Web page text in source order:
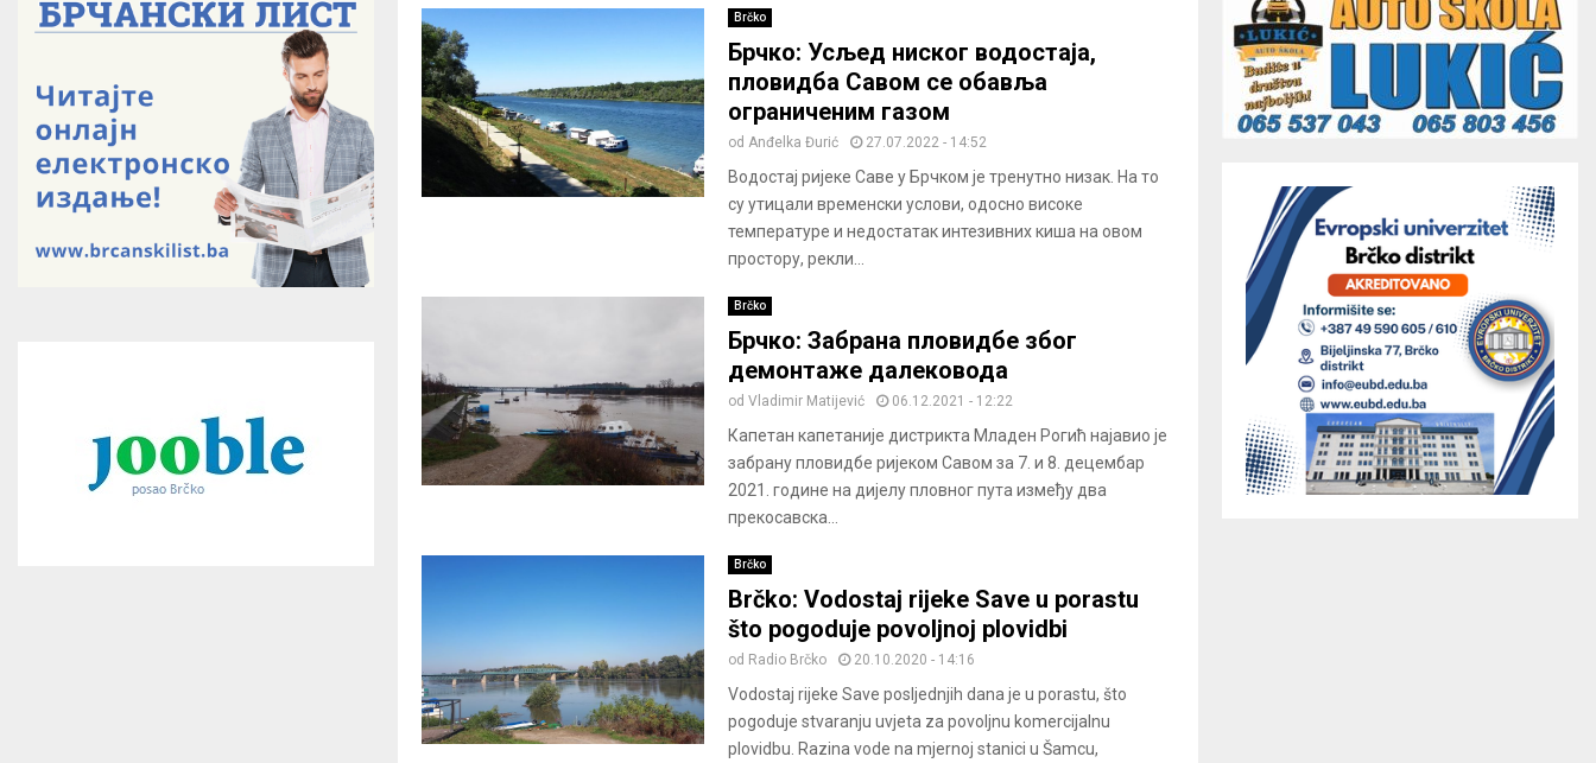
Brčko
Брчко: Усљед ниског водостаја,
пловидба Савом се обавља
ограниченим газом
od Anđelka Đurić 27.07.2022 - 14:52
Водостај ријеке Саве у Брчком је тренутно низак. На то
су утицали временски услови, одосно високе
температуре и недостатак интезивних киша на овом
простору, рекли...
Brčko
Брчко: Забрана пловидбе због
демонтаже далековода
od Vladimir Matijević 06.12.2021 - 12:22
Капетан капетаније дистрикта Младен Рогић најавио је
забрану пловидбе ријеком Савом за 7. и 8. децембар
2021. године на дијелу пловног пута између два
прекосавска...
Brčko
Brčko: Vodostaj rijeke Save u porastu
što pogoduje povoljnoj plovidbi
od Radio Brčko 20.10.2020 - 14:16
Vodostaj rijeke Save posljednjih dana je u porastu, što
pogoduje stvaranju uvjeta za povoljnu komercijalnu
plovidbu. Razina vode na mjernoj stanici u Šamcu,